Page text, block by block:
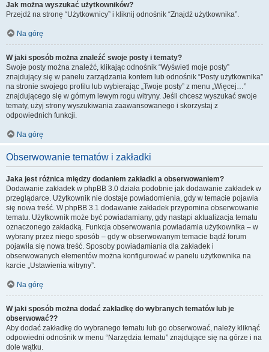
Jak można wyszukać użytkowników?
Przejdź na stronę “Użytkownicy” i kliknij odnośnik “Znajdź użytkownika”.
Na górę
W jaki sposób można znaleźć swoje posty i tematy?
Swoje posty można znaleźć, klikając odnośnik “Wyświetl moje posty”
znajdujący się w panelu zarządzania kontem lub odnośnik “Posty użytkownika”
na stronie swojego profilu lub wybierając „Twoje posty” z menu „Więcej…”
znajdującego się w górnym lewym rogu witryny. Jeśli chcesz wyszukać swoje
tematy, użyj strony wyszukiwania zaawansowanego i skorzystaj z
odpowiednich funkcji.
Na górę
Obserwowanie tematów i zakładki
Jaka jest różnica między dodaniem zakładki a obserwowaniem?
Dodawanie zakładek w phpBB 3.0 działa podobnie jak dodawanie zakładek w
przeglądarce. Użytkownik nie dostaje powiadomienia, gdy w temacie pojawia
się nowa treść. W phpBB 3.1 dodawanie zakładek przypomina obserwowanie
tematu. Użytkownik może być powiadamiany, gdy nastąpi aktualizacja tematu
oznaczonego zakładką. Funkcja obserwowania powiadamia użytkownika – w
wybrany przez niego sposób – gdy w obserwowanym temacie bądź forum
pojawiła się nowa treść. Sposoby powiadamiania dla zakładek i
obserwowanych elementów można konfigurować w panelu użytkownika na
karcie „Ustawienia witryny”.
Na górę
W jaki sposób można dodać zakładkę do wybranych tematów lub je
obserwować??
Aby dodać zakładkę do wybranego tematu lub go obserwować, należy kliknąć
odpowiedni odnośnik w menu “Narzędzia tematu” znajdujące się na górze i na
dole wątku.